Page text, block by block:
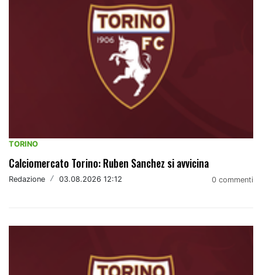
TORINO
Calciomercato Torino: Ruben Sanchez si avvicina
Redazione / 03.08.2026 12:12 0 commenti